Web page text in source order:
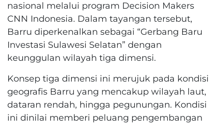
nasional melalui program Decision Makers
CNN Indonesia. Dalam tayangan tersebut,
Barru diperkenalkan sebagai “Gerbang Baru
Investasi Sulawesi Selatan” dengan
keunggulan wilayah tiga dimensi.
Konsep tiga dimensi ini merujuk pada kondisi
geografis Barru yang mencakup wilayah laut,
dataran rendah, hingga pegunungan. Kondisi
ini dinilai memberi peluang pengembangan